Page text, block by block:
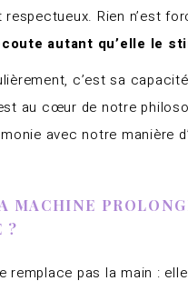
Rien n’est
autant qu’elle le
c’est sa
au cœur de notre
avec notre manière
MACHINE
?
remplace pas la main :